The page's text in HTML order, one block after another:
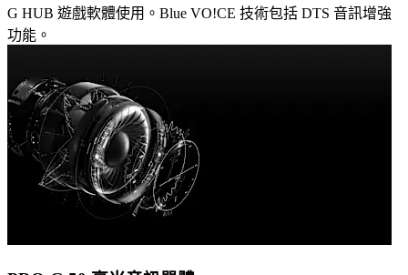
G HUB 遊戲軟體使用。Blue VO!CE 技術包括 DTS 音訊增強
功能。